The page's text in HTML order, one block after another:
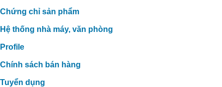
Chứng chỉ sản phẩm
Hệ thống nhà máy, văn phòng
Profile
Chính sách bán hàng
Tuyển dụng